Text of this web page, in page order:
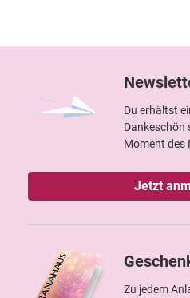
Du erhältst
Dankeschön
Moment des
Jetzt
Zu jedem